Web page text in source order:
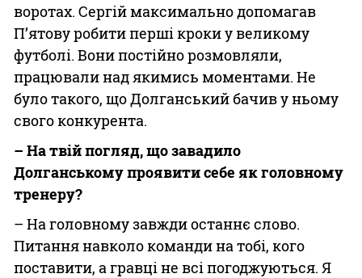
воротах. Сергій максимально допомагав
П’ятову робити перші кроки у великому
футболі. Вони постійно розмовляли,
працювали над якимись моментами. Не
було такого, що Долганський бачив у ньому
свого конкурента.
– На твій погляд, що завадило
Долганському проявити себе як головному
тренеру?
– На головному завжди останнє слово.
Питання навколо команди на тобі, кого
поставити, а гравці не всі погоджуються. Я